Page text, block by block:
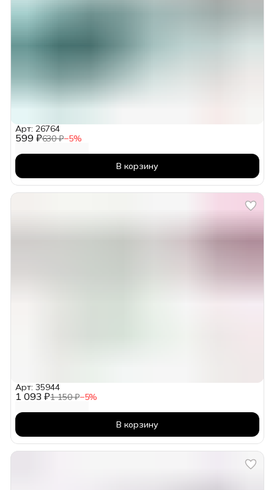
599 ₽630 ₽−5%
Арт: 26764
В корзину
1 093 ₽1 150 ₽−5%
Арт: 35944
В корзину